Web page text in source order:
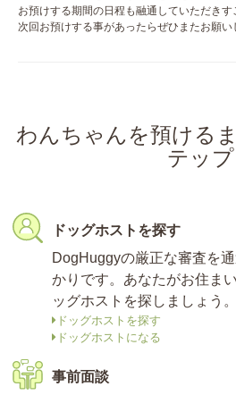
お預けする期間の日程も融通していただきす
次回お預けする事があったらぜひまたお願い
わんちゃんを預ける
テップ
ドッグホストを探す
DogHuggyの厳正な審査を
かりです。あなたがお住ま
ッグホストを探しましょう。
ドッグホストを探す
ドッグホストになる
事前面談